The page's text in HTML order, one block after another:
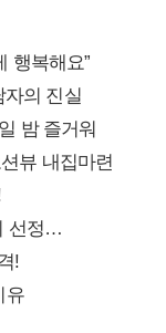
행복해요”
의 진실
밤 즐거워
뷰 내집마련
선정…
!
유